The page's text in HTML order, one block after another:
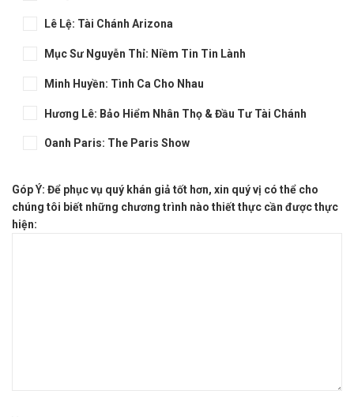
Lê Lệ: Tài Chánh Arizona
Mục Sư Nguyễn Thỉ: Niềm Tin Tin Lành
Minh Huyền: Tình Ca Cho Nhau
Hương Lê: Bảo Hiểm Nhân Thọ & Đầu Tư Tài Chánh
Oanh Paris: The Paris Show
Góp Ý: Để phục vụ quý khán giả tốt hơn, xin quý vị có thể cho
chúng tôi biết những chương trình nào thiết thực cần được thực
hiện: